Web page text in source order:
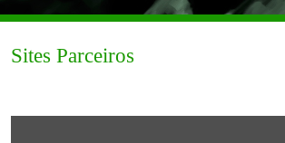
Sites Parceiros